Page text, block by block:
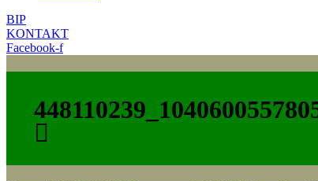
BIP
KONTAKT
Facebook-f